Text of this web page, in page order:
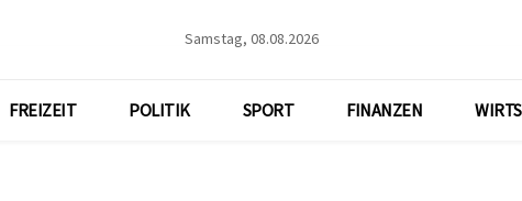
Samstag, 08.08.2026
FREIZEIT POLITIK SPORT FINANZEN